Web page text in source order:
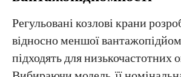
Регульовані козлові крани
відносно меншої
підходять для низькочастотних